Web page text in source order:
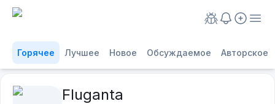
Горячее Лучшее Новое Обсуждаемое Авторское
Fluganta